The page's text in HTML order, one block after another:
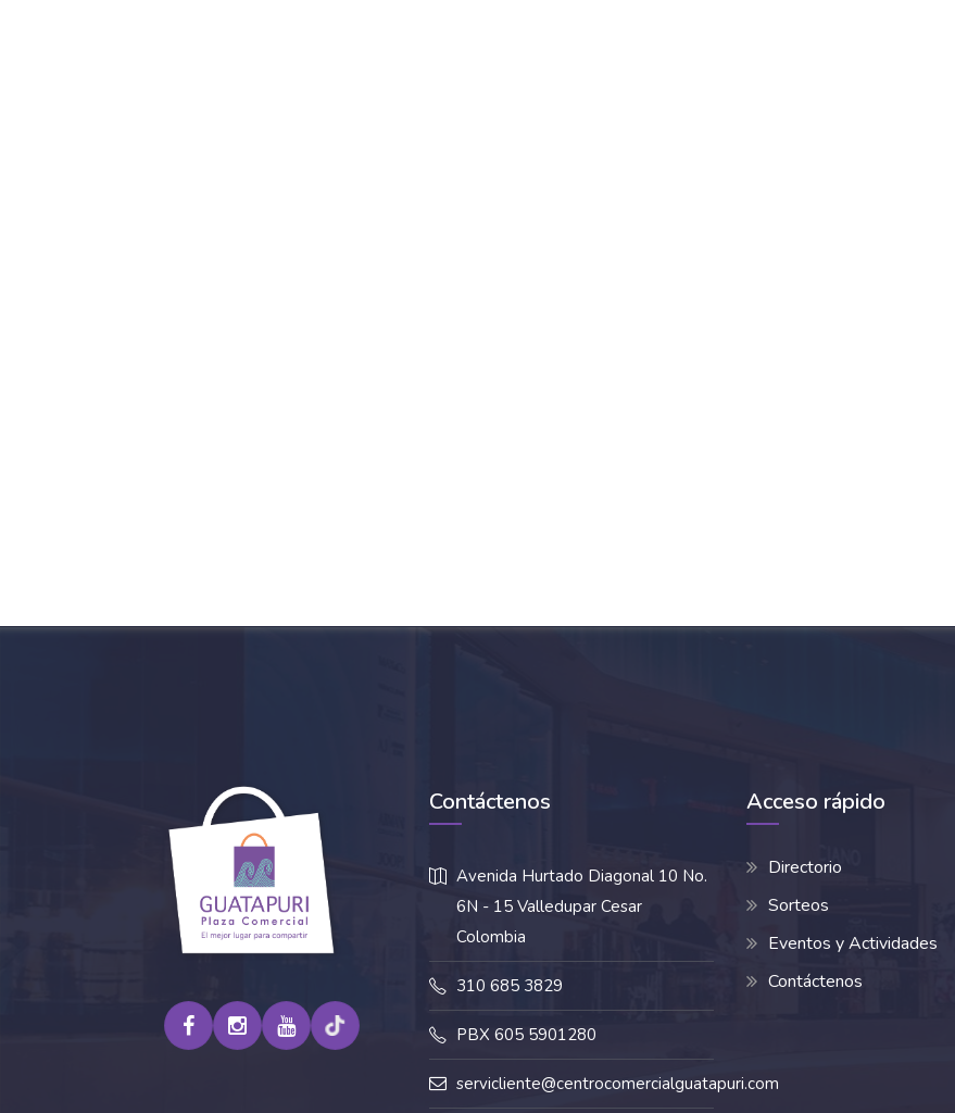
Contáctenos
Avenida Hurtado Diagonal 10 No.
6N - 15 Valledupar Cesar
Colombia
310 685 3829
PBX 605 5901280
servicliente@centrocomercialguatapuri.com
Acceso rápido
Directorio
Sorteos
Eventos y Actividades
Contáctenos